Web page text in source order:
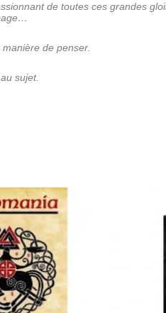
de toutes ces grandes
de penser.
sujet.